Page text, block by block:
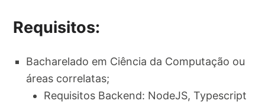
Requisitos:
Bacharelado em Ciência da Computação ou
áreas correlatas;
Requisitos Backend: NodeJS, Typescript